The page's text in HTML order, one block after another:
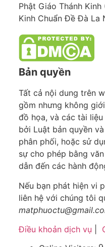
Phật Giáo Thánh
Kinh Chuẩn Đề Đà La
Bản quyền
Tất cả nội dung trên
gồm nhưng không
đồ họa, và các tài
bởi Luật bản quyền
phân phối, hoặc sử
sự cho phép bằng
dẫn đến các hành
Nếu bạn phát hiện vi
liên hệ với chúng tôi
Điều khoản dịch vụ